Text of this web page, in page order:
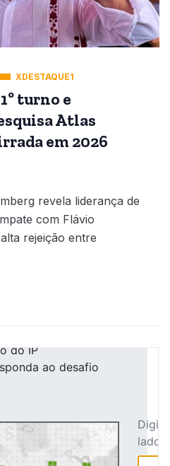
XDESTAQUE1
turno e
Atlas
em 2026
revela liderança de
com Flávio
rejeição entre